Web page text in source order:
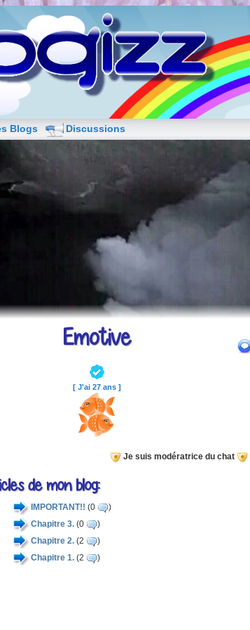
Blogs Discussions
Emotive
[ J'ai 27 ans ]
Je suis modératrice du chat
de mon blog:
IMPORTANT!! (0
)
Chapitre 3. (0
)
Chapitre 2. (2
)
Chapitre 1. (2 )